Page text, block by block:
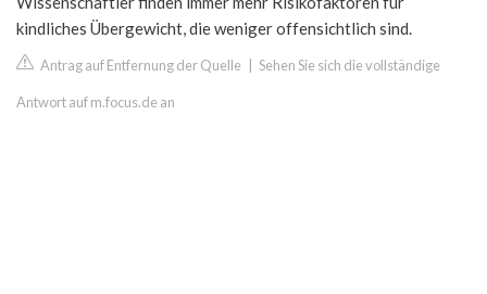
kindliches Übergewicht, die weniger offensichtlich sind.
Antrag auf Entfernung der Quelle Sehen Sie sich die vollständige
Antwort auf m.focus.de an